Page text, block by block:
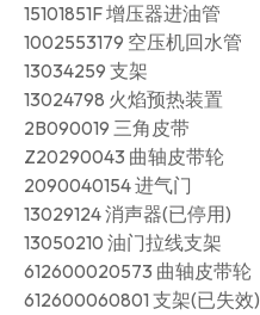
15101851F 增压器进油管
1002553179 空压机回水管
13034259 支架
13024798 火焰预热装置
2B090019 三角皮带
Z20290043 曲轴皮带轮
2090040154 进气门
13029124 消声器(已停用)
13050210 油门拉线支架
612600020573 曲轴皮带轮
612600060801 支架(已失效)